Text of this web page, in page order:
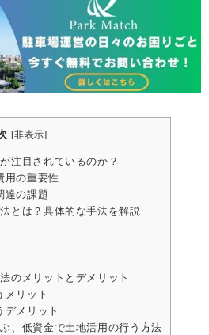
[非表示]
注目されているのか？
用の重要性
達の課題
とは？具体的な手法を解説
のメリットとデメリット
メリット
デメリット
、低資金で土地活用の行う方法